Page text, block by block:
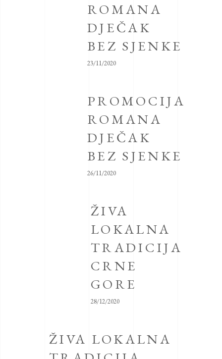
ROMANA
DJEČAK
BEZ SJENKE
23/11/2020
PROMOCIJA
ROMANA
DJEČAK
BEZ SJENKE
26/11/2020
ŽIVA
LOKALNA
TRADICIJA
CRNE
GORE
28/12/2020
ŽIVA LOKALNA